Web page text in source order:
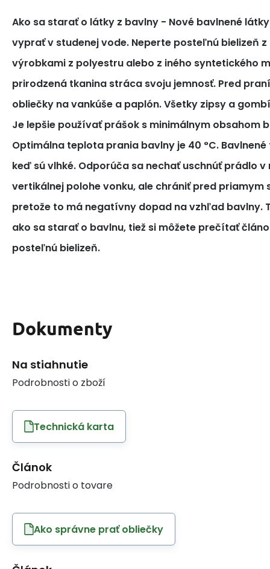
Ako sa starať o látky z bavlny - Nové bavlnené
vyprať v studenej vode. Neperte posteľnú bielizeň
výrobkami z polyestru alebo z iného syntetického
prirodzená tkanina stráca svoju jemnosť. Pred
obliečky na vankúše a paplón. Všetky zipsy a
Je lepšie používať prášok s minimálnym obsahom
Optimálna teplota prania bavlny je 40 °C. Bavlnené
keď sú vlhké. Odporúča sa nechať uschnúť prádlo
vertikálnej polohe vonku, ale chrániť pred priamym
pretože to má negatívny dopad na vzhľad bavlny.
ako sa starať o bavlnu, tiež si môžete prečítať
posteľnú bielizeň.
Dokumenty
Na stiahnutie
Podrobnosti o zboží
Technická karta
Článok
Podrobnosti o tovare
Ako správne prať obliečky